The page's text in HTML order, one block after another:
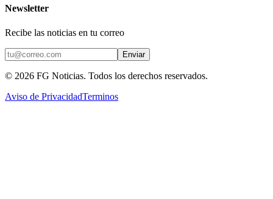
Newsletter
Recibe las noticias en tu correo
Enviar
© 2026 FG Noticias. Todos los derechos reservados.
Aviso de PrivacidadTerminos